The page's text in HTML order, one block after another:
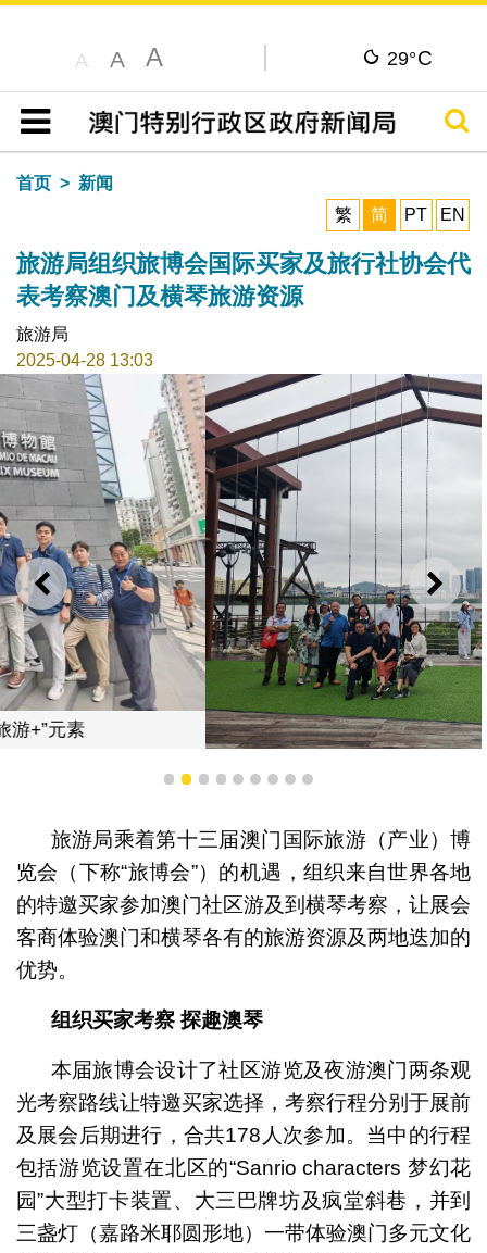
A A A 29°C
目录
搜寻
首页
新闻
繁
简 PT EN
旅游局组织旅博会国际买家及旅行社协会代
表考察澳门及横琴旅游资源
旅游局
2025-04-28 13:03
上一则 下一
各地业界体验澳门“旅游+”元素
1 2 3 4 5 6 7 8 9
旅游局乘着第十三届澳门国际旅游（产业）博
览会（下称“旅博会”）的机遇，组织来自世界各地
的特邀买家参加澳门社区游及到横琴考察，让展会
客商体验澳门和横琴各有的旅游资源及两地迭加的
优势。
组织买家考察 探趣澳琴
本届旅博会设计了社区游览及夜游澳门两条观
光考察路线让特邀买家选择，考察行程分别于展前
及展会后期进行，合共178人次参加。当中的行程
包括游览设置在北区的“Sanrio characters 梦幻花
园”大型打卡装置、大三巴牌坊及疯堂斜巷，并到
三盏灯（嘉路米耶圆形地）一带体验澳门多元文化